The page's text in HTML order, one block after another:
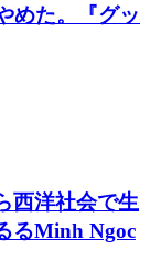
めた。『グッ
西洋社会で生
るMinh Ngoc